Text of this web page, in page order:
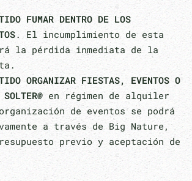
FUMAR DENTRO DE LOS
. El incumplimiento de esta
la pérdida inmediata de la
ORGANIZAR FIESTAS, EVENTOS O
en régimen de alquiler
de eventos se podrá
a través de Big Nature,
previo y aceptación de